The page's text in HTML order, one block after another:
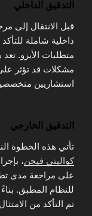
التدقيق الداخلي
قبل الانتقال إلى
داخلية شاملة
متطلبات الأيزو.
مشكلات قد تؤثر
استشاريين
التدقيق الخارجي
تأتي هذه الخطوة
كواليتي فيجن،
على مراجعة مدى
للنظام المطبق.
تم التأكد من